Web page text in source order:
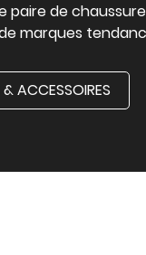
paire de
marques
ACCESSOIRES